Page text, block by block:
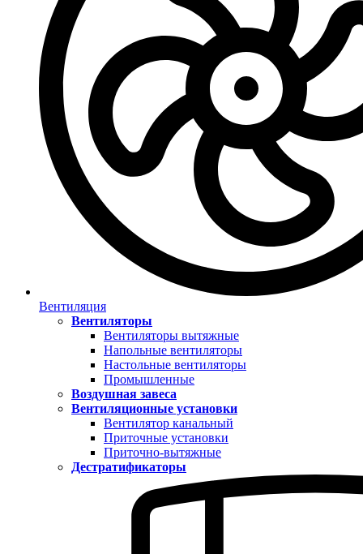
Вентиляция
Вентиляторы
Вентиляторы вытяжные
Напольные вентиляторы
Настольные вентиляторы
Промышленные
Воздушная завеса
Вентиляционные установки
Вентилятор канальный
Приточные установки
Приточно-вытяжные
Дестратификаторы